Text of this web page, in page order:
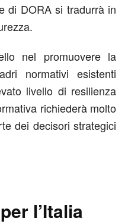
di DORA si tradurrà in
nel promuovere la
normativi esistenti
livello di resilienza
richiederà molto
dei decisori strategici
l’Italia